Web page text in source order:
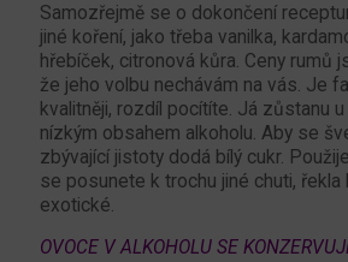
Samozřejmě se o dokončení
jiné koření, jako třeba vanilka,
hřebíček, citronová kůra. Ceny rumů
že jeho volbu nechávám na vás. Je
kvalitněji, rozdíl pocítíte. Já zůstanu
nízkým obsahem alkoholu. Aby se
zbývající jistoty dodá bílý cukr.
se posunete k trochu jiné chuti, řekla
exotické.
OVOCE V ALKOHOLU SE